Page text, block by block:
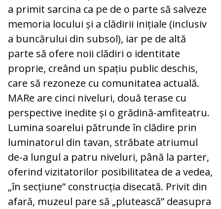
a primit sarcina ca pe de o parte să salveze
memoria locului și a clădirii inițiale (inclusiv
a buncărului din subsol), iar pe de altă
parte să ofere noii clădiri o identitate
proprie, creând un spațiu public deschis,
care să rezoneze cu comunitatea actuală.
MARe are cinci niveluri, două terase cu
perspective inedite și o grădină-amfiteatru.
Lumina soarelui pătrunde în clădire prin
luminatorul din tavan, străbate atriumul
de-a lungul a patru niveluri, până la parter,
oferind vizitatorilor posibilitatea de a vedea,
„în secțiune” construcția disecată. Privit din
afară, muzeul pare să „plutească” deasupra